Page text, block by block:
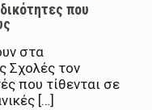
που
στα
Σχολές τον
που τίθενται σε
[…]